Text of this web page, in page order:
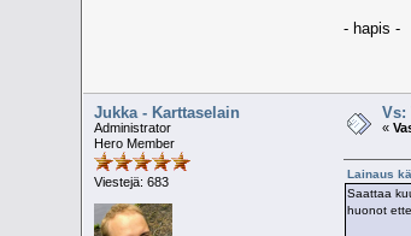
- hapis -
Jukka - Karttaselain
Administrator
Hero Member
Viestejä: 683
Vs:
«
Lainaus
Saattaa
huonot